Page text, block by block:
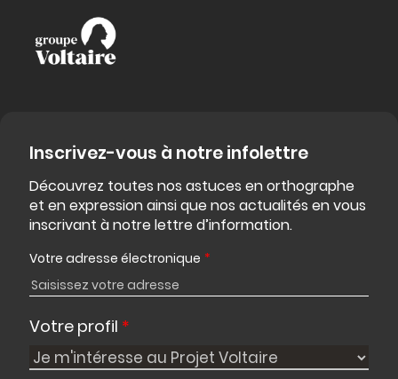
Inscrivez-vous à notre infolettre
Découvrez toutes nos astuces en orthographe
et en expression ainsi que nos actualités en vous
inscrivant à notre lettre d’information.
Votre adresse électronique *
Votre profil *